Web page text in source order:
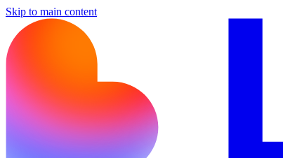
Skip to main content